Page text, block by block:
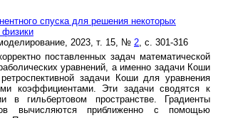
спуска для решения некоторых
физики
2023, т. 15, № 2 , с. 301-316
поставленных задач математической
уравнений, а именно задачи Коши
задачи Коши для уравнения
коэффициентами. Эти задачи сводятся к
в гильбертовом пространстве. Градиенты
вычисляются приближенно с помощью